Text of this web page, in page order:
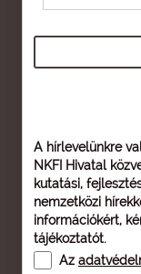
A hírlevelünkre
NKFI Hivatal
kutatási,
nemzetközi
információkért,
tájékoztatót.
Az